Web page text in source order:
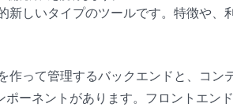
新しいタイプのツールです。特徴や、
作って管理するバックエンドと、コン
ポーネントがあります。フロントエン